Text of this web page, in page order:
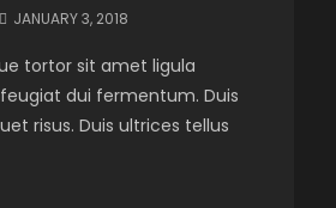
JANUARY 3, 2018
tortor sit amet ligula
dui fermentum. Duis
risus. Duis ultrices tellus